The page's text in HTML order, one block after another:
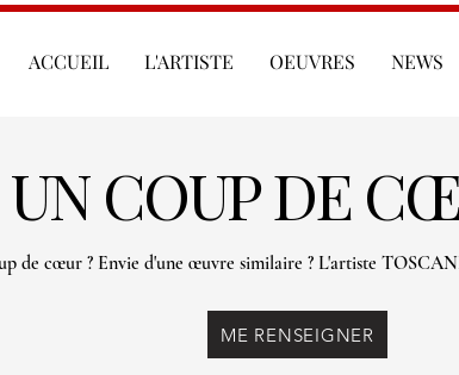
ACCUEIL L'ARTISTE OEUVRES NEWS
UN COUP DE
de cœur ? Envie d'une œuvre similaire ? L'artiste
ME RENSEIGNER